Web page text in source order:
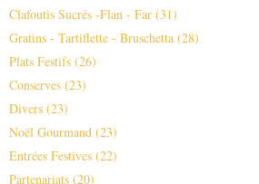
Clafoutis Sucrés -flan - Far (31)
Gratins - Tartiflette - Bruschetta (28)
Plats Festifs (26)
Conserves (23)
Divers (23)
Noël Gourmand (23)
Entrées Festives (22)
Partenariats (20)